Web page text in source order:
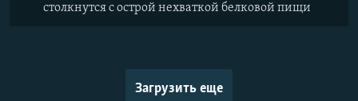
столкнутся с острой нехваткой белковой пищи
Загрузить еще